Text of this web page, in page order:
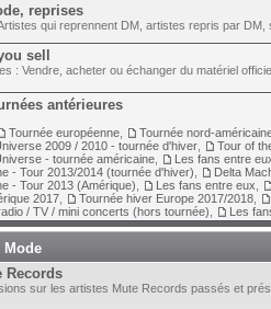
reprises
Artistes qui reprennent DM, artistes repris par
sell
: Vendre, acheter ou échanger du matériel
antérieures
Tournée européenne Tournée nord-
2009 / 2010 - tournée d'hiver
Tour of
- tournée américaine
Les fans entre
- Tour 2013/2014 (tournée d'hiver)
Delta
- Tour 2013 (Amérique)
Les fans entre eux
2017
Tournée hiver Europe 2017/2018
/ TV / mini concerts (hors tournée)
Les
Mode
Records
sur les artistes Mute Records passés et